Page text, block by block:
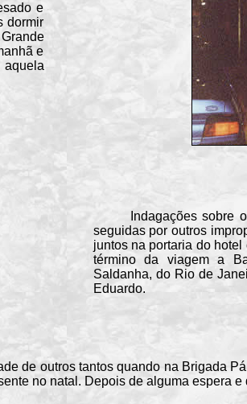
e
dormir
e
aquela
Indagações sobre o
seguidas por outros
juntos na portaria do
término da viagem a
Saldanha, do Rio de
Eduardo.
outros tantos quando na Brigada
no natal. Depois de alguma espera